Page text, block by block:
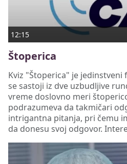
12:15
Štoperica
Kviz "Štoperica" je
se sastoji iz dve uzbudljive
vreme doslovno meri
podrazumeva da takmičari
intrigantna pitanja, pri čemu
da donesu svoj odgovor.